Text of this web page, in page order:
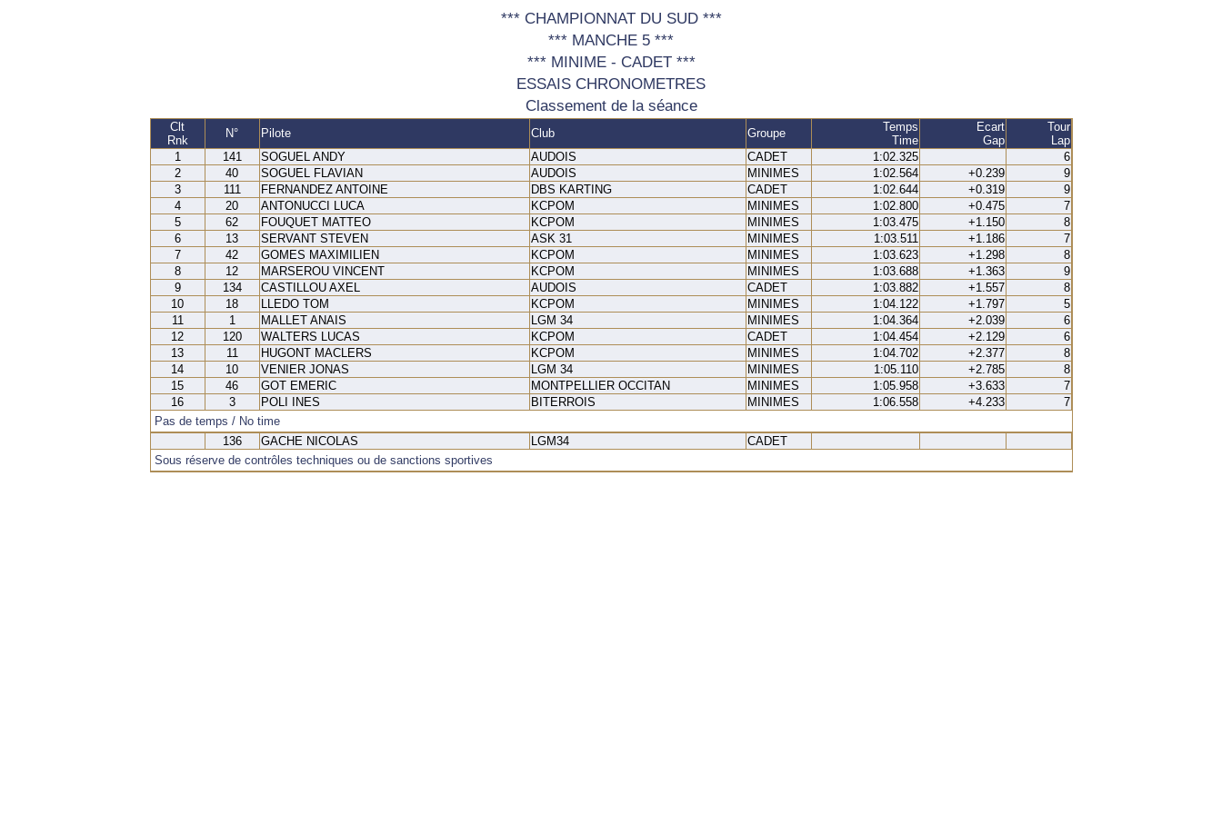
*** CHAMPIONNAT DU SUD ***
*** MANCHE 5 ***
*** MINIME - CADET ***
ESSAIS CHRONOMETRES
Classement de la séance
Clt
Rnk
N° Pilote Club Groupe
Temps
Time
Ecart
Gap
Tour
Lap
1
141 SOGUEL ANDY AUDOIS CADET 1:02.325
6
2
40 SOGUEL FLAVIAN AUDOIS MINIMES 1:02.564 +0.239
9
3
111 FERNANDEZ ANTOINE DBS KARTING CADET 1:02.644 +0.319
9
4
20 ANTONUCCI LUCA KCPOM MINIMES 1:02.800 +0.475
7
5
62 FOUQUET MATTEO KCPOM MINIMES 1:03.475 +1.150
8
6
13 SERVANT STEVEN ASK 31 MINIMES 1:03.511 +1.186
7
7
42 GOMES MAXIMILIEN KCPOM MINIMES 1:03.623 +1.298
8
8
12 MARSEROU VINCENT KCPOM MINIMES 1:03.688 +1.363
9
9
134 CASTILLOU AXEL AUDOIS CADET 1:03.882 +1.557
8
10
18 LLEDO TOM KCPOM MINIMES 1:04.122 +1.797
5
11
1 MALLET ANAIS LGM 34 MINIMES 1:04.364 +2.039
6
12
120 WALTERS LUCAS KCPOM CADET 1:04.454 +2.129
6
13
11 HUGONT MACLERS KCPOM MINIMES 1:04.702 +2.377
8
14
10 VENIER JONAS LGM 34 MINIMES 1:05.110 +2.785
8
15
46 GOT EMERIC MONTPELLIER OCCITAN MINIMES 1:05.958 +3.633
7
16
3 POLI INES BITERROIS MINIMES 1:06.558 +4.233
7
Pas de temps / No time
136
GACHE NICOLAS LGM34
CADET
Sous réserve de contrôles techniques ou de sanctions sportives